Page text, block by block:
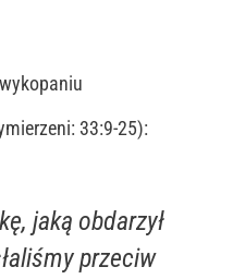
33:9-25):
jaką obdarzył
przeciw